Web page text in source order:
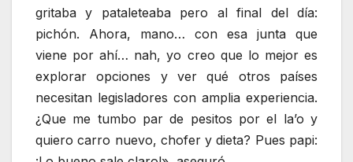
gritaba y pataleteaba pero al final del día:
pichón. Ahora, mano… con esa junta que
viene por ahí… nah, yo creo que lo mejor es
explorar opciones y ver qué otros países
necesitan legisladores con amplia experiencia.
¿Que me tumbo par de pesitos por el la’o y
quiero carro nuevo, chofer y dieta? Pues papi: